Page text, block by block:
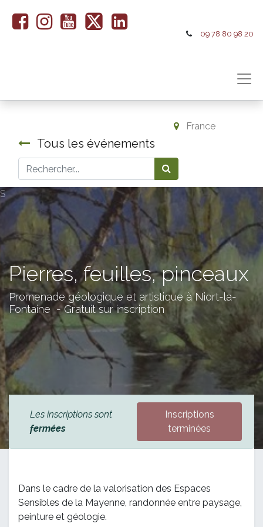
09 78 80 98 20
Tous les événements
France
S
Pierres, feuilles, pinceaux
Promenade géologique et artistique à Niort-la-
Fontaine - Gratuit sur inscription
Les inscriptions sont
fermées
Inscriptions
terminées
Dans le cadre de la valorisation des Espaces
Sensibles de la Mayenne, randonnée entre paysage,
peinture et géologie.